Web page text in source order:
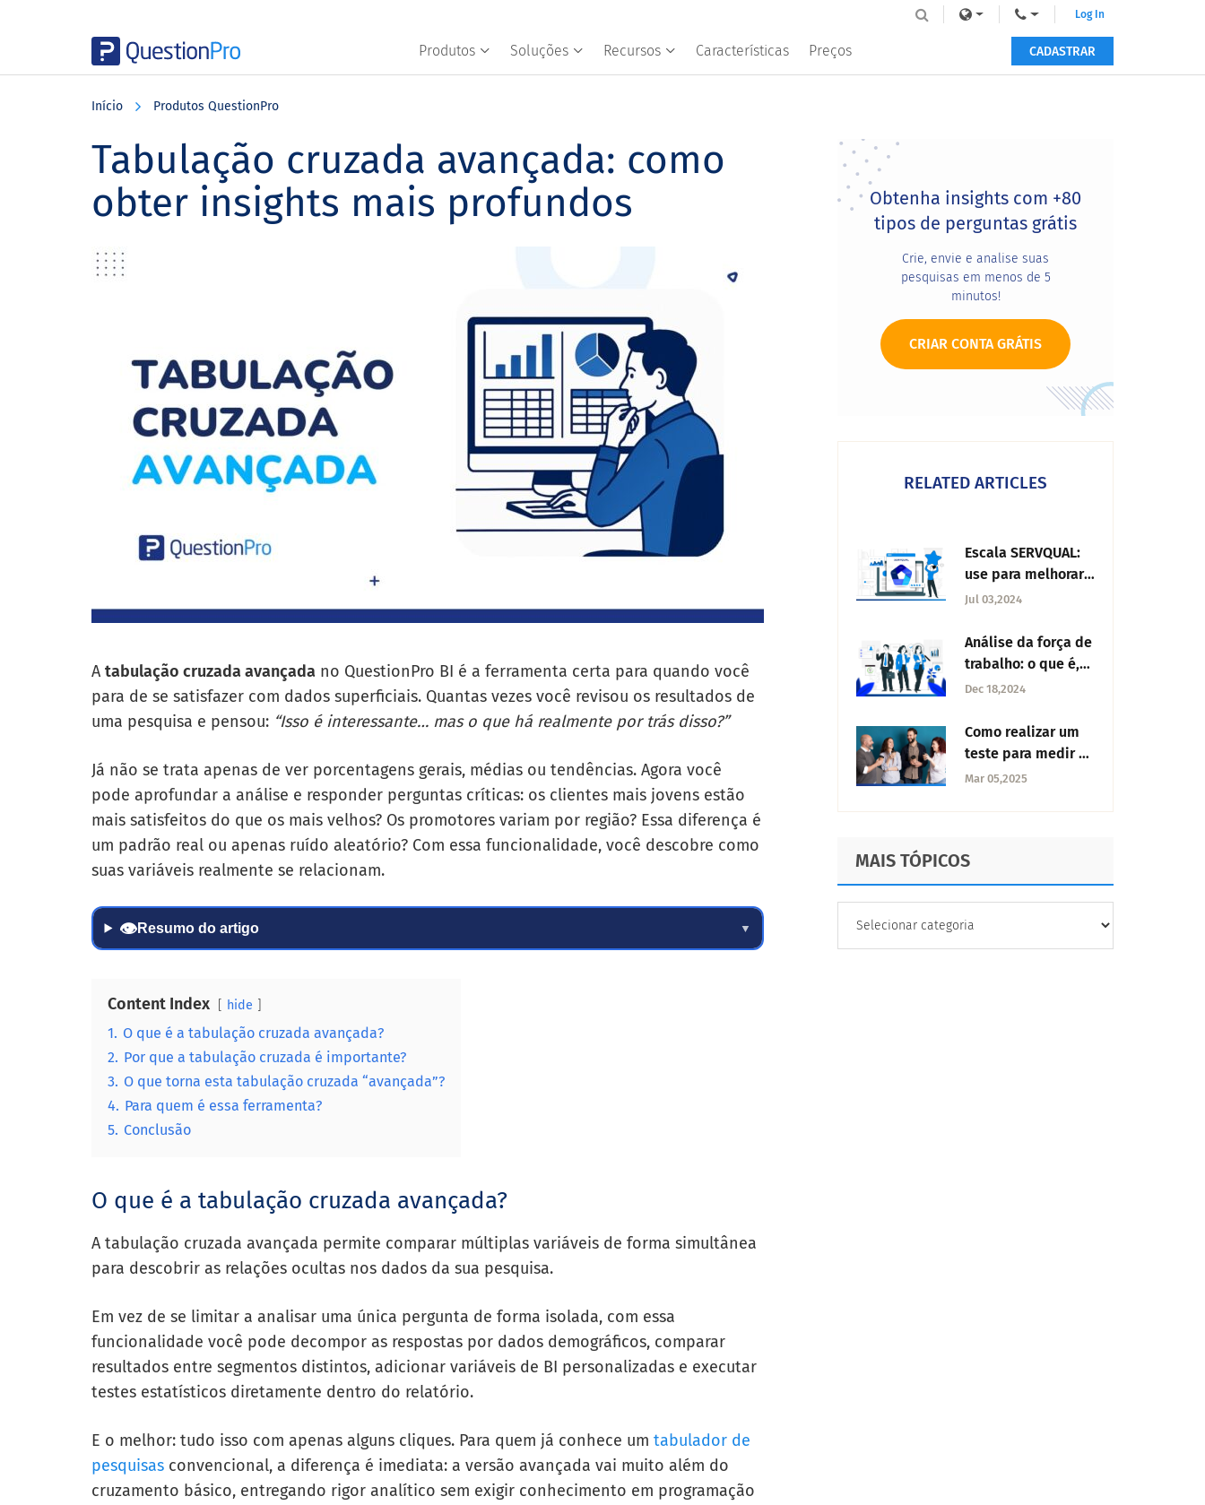
Produtos Soluções Recursos Características Preços
Log In
CADASTRAR
Início Produtos QuestionPro
Tabulação cruzada avançada: como
obter insights mais profundos
A tabulação cruzada avançada no QuestionPro BI é a ferramenta certa para quando você
para de se satisfazer com dados superficiais. Quantas vezes você revisou os resultados de
uma pesquisa e pensou: “Isso é interessante… mas o que há realmente por trás disso?”
Já não se trata apenas de ver porcentagens gerais, médias ou tendências. Agora você
pode aprofundar a análise e responder perguntas críticas: os clientes mais jovens estão
mais satisfeitos do que os mais velhos? Os promotores variam por região? Essa diferença é
um padrão real ou apenas ruído aleatório? Com essa funcionalidade, você descobre como
suas variáveis realmente se relacionam.
👁Resumo do artigo ▼
Content Index hide
1. O que é a tabulação cruzada avançada?
2. Por que a tabulação cruzada é importante?
3. O que torna esta tabulação cruzada “avançada”?
4. Para quem é essa ferramenta?
5. Conclusão
O que é a tabulação cruzada avançada?
A tabulação cruzada avançada permite comparar múltiplas variáveis de forma simultânea
para descobrir as relações ocultas nos dados da sua pesquisa.
Em vez de se limitar a analisar uma única pergunta de forma isolada, com essa
funcionalidade você pode decompor as respostas por dados demográficos, comparar
resultados entre segmentos distintos, adicionar variáveis de BI personalizadas e executar
testes estatísticos diretamente dentro do relatório.
E o melhor: tudo isso com apenas alguns cliques. Para quem já conhece um tabulador de
pesquisas convencional, a diferença é imediata: a versão avançada vai muito além do
cruzamento básico, entregando rigor analítico sem exigir conhecimento em programação
Primary
Sidebar
Obtenha insights com +80
tipos de perguntas grátis
Crie, envie e analise suas
pesquisas em menos de 5
minutos!
CRIAR CONTA GRÁTIS
RELATED ARTICLES
Escala SERVQUAL:
use para melhorar
a qualidade dos
Jul 03,2024
Análise da força de
trabalho: o que é,
vantagens e como
Dec 18,2024
Como realizar um
teste para medir o
clima
Mar 05,2025
MAIS TÓPICOS
TÓPICOS